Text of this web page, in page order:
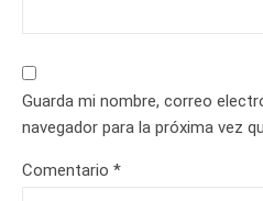
Guarda mi nombre, correo
navegador para la próxima vez
Comentario *